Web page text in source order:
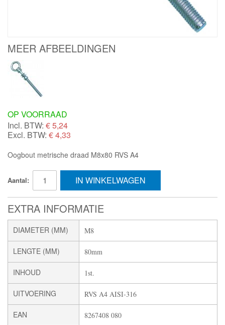
MEER AFBEELDINGEN
OP VOORRAAD
Incl. BTW: €5,24
Excl. BTW: € 4,33
Oogbout metrische draad M8x80 RVS A4
Aantal: IN WINKELWAGEN
EXTRA INFORMATIE
DIAMETER (MM) M8
LENGTE (MM) 80mm
INHOUD 1st.
UITVOERING RVS A4 AISI-316
EAN 8267408 080